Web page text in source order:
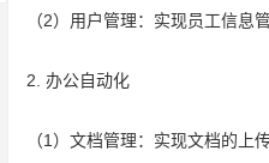
（2）用户管理：实现员工信息
2. 办公自动化
（1）文档管理：实现文档的上